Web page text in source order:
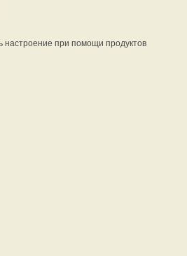
настроение при помощи продуктов